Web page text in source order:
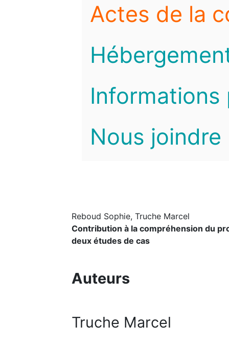
Actes de la
Informations
Nous joindre
Reboud Sophie, Truche Marcel
Contribution à la compréhension du
deux études de cas
Auteurs
Truche Marcel